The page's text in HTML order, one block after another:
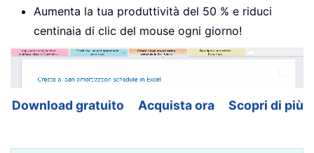
Aumenta la tua produttività del 50 % e riduci
centinaia di clic del mouse ogni giorno!
Download gratuito Acquista ora Scopri di più